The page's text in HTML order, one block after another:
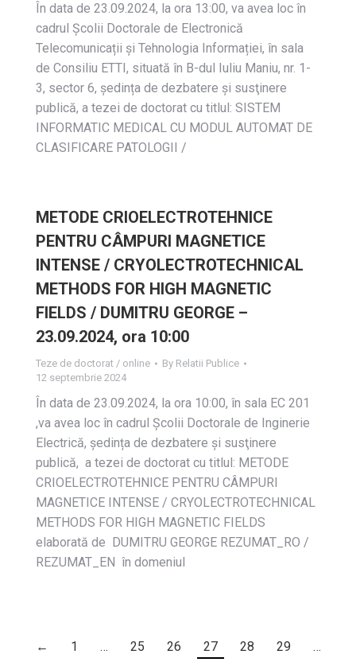
În data de 23.09.2024, la ora 13:00, va avea loc în
cadrul Școlii Doctorale de Electronică
Telecomunicații și Tehnologia Informației, în sala
de Consiliu ETTI, situată în B-dul Iuliu Maniu, nr. 1-
3, sector 6, ședința de dezbatere și susţinere
publică, a tezei de doctorat cu titlul: SISTEM
INFORMATIC MEDICAL CU MODUL AUTOMAT DE
CLASIFICARE PATOLOGII /
METODE CRIOELECTROTEHNICE
PENTRU CÂMPURI MAGNETICE
INTENSE / CRYOLECTROTECHNICAL
METHODS FOR HIGH MAGNETIC
FIELDS / DUMITRU GEORGE –
23.09.2024, ora 10:00
Teze de doctorat / online By Relatii Publice
12 septembrie 2024
În data de 23.09.2024, la ora 10:00, în sala EC 201
,va avea loc în cadrul Școlii Doctorale de Inginerie
Electrică, ședința de dezbatere și susţinere
publică, a tezei de doctorat cu titlul: METODE
CRIOELECTROTEHNICE PENTRU CÂMPURI
MAGNETICE INTENSE / CRYOLECTROTECHNICAL
METHODS FOR HIGH MAGNETIC FIELDS
elaborată de DUMITRU GEORGE REZUMAT_RO /
REZUMAT_EN în domeniul
← 1 … 25 26 27 28 29
…